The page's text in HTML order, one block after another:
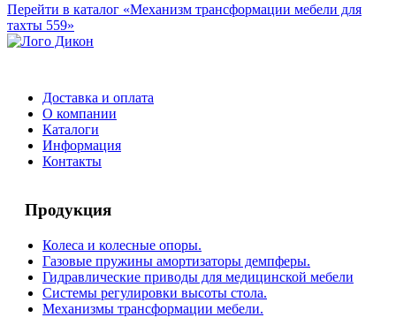
Перейти в каталог «Механизм трансформации мебели для
тахты 559»
Доставка и оплата
О компании
Каталоги
Информация
Контакты
Продукция
Колеса и колесные опоры.
Газовые пружины амортизаторы демпферы.
Гидравлические приводы для медицинской мебели
Системы регулировки высоты стола.
Механизмы трансформации мебели.